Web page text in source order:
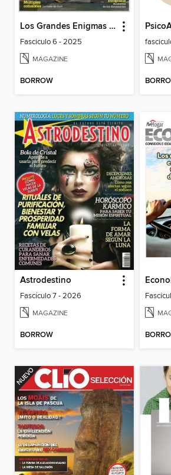
Los Grandes Enigmas del mundo
Fasciculo 6 - 2025
MAGAZINE
BORROW
Astrodestino
Fascículo 7 - 2026
MAGAZINE
BORROW